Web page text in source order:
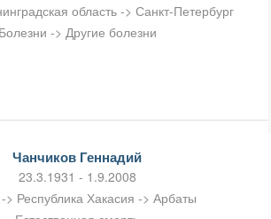
область -> Санкт-Петербург
Болезни -> Другие болезни
Чанчиков Геннадий
23.3.1931 - 1.9.2008
> Республика Хакасия -> Арбаты